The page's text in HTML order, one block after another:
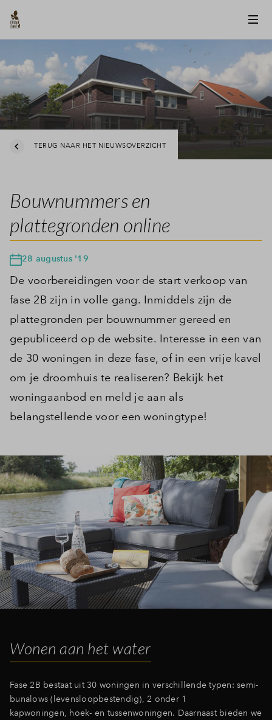
Inloggen
TERUG NAAR HET NIEUWSOVERZICHT
Bouwnummers en
plattegronden online
28 augustus '19
De voorbereidingen voor de start verkoop van
fase 2B zijn in volle gang. Inmiddels zijn de
plattegronden per bouwnummer gereed en
gepubliceerd op de website. Interesse in een van
de 30 woningen in deze fase, of in een vrije kavel
om je droomhuis te realiseren? Bekijk het
woningaanbod en meld je aan als
belangstellende voor een woningtype!
Wonen aan het water
Fase 2B bestaat uit 30 woningen in verschillende typen: semi-
bunalows (levensloopbestendig), 2 onder 1
kapwoningen, hoek- en tussenwoningen. Daarnaast bieden we